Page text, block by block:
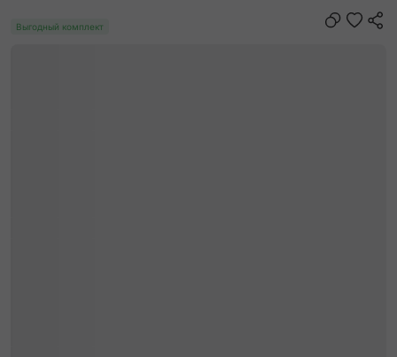
Выгодный комплект